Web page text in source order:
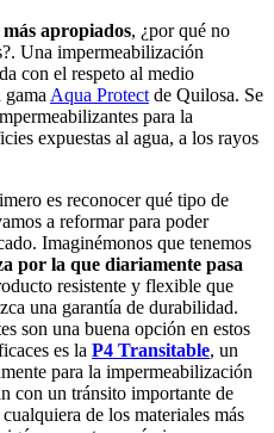
apropiados, ¿por qué no
Una impermeabilización
con el respeto al medio
gama Aqua Protect de Quilosa. Se
para la
expuestas al agua, a los rayos
es reconocer qué tipo de
a reformar para poder
Imaginémonos que tenemos
por la que diariamente pasa
resistente y flexible que
una garantía de durabilidad.
son una buena opción en estos
es la P4 Transitable, un
para la impermeabilización
con un tránsito importante de
de los materiales más